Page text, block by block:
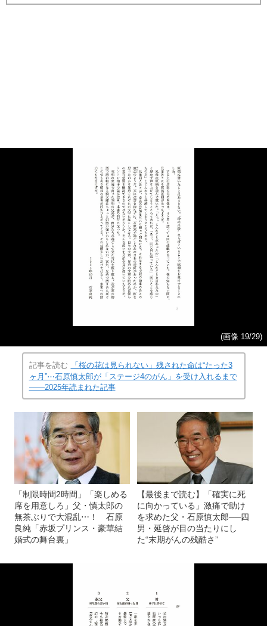
(画像 19/29)
記事を読む
「桜の花は見られない」残された命は“たった3
ヶ月”⋯石原慎太郎が「ステージ4のがん」を受け入れるまで
――2025年読まれた記事
「制限時間2時間」「楽しめる
席を用意しろ」父・慎太郎の
無茶ぶりで大混乱⋯！ 石原
良純「赤坂プリンス・豪華結
婚式の舞台裏」
【最後まで読む】「確実に死
に向かっている」激痛で助け
を求めた父・石原慎太郎──四
男・延啓が目の当たりにし
た“末期がんの残酷さ”